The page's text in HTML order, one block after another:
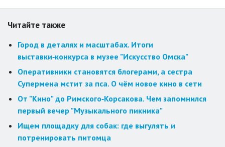
Читайте также
Город в деталях и масштабах. Итоги
выставки‑конкурса в музее "Искусство Омска"
Оперативники становятся блогерами, а сестра
Супермена мстит за пса. О чём новое кино в сети
От "Кино" до Римского‑Корсакова. Чем запомнился
первый вечер "Музыкального пикника"
Ищем площадку для собак: где выгулять и
потренировать питомца